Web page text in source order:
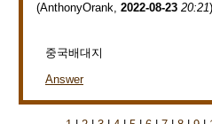
(AnthonyOrank, 2022-08-23 20:21)
중국배대지
Answer